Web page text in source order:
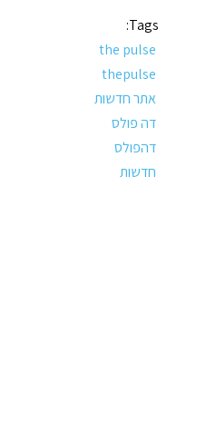
Tags:
the pulse
thepulse
אתר חדשות
דה פולס
דהפולס
חדשות